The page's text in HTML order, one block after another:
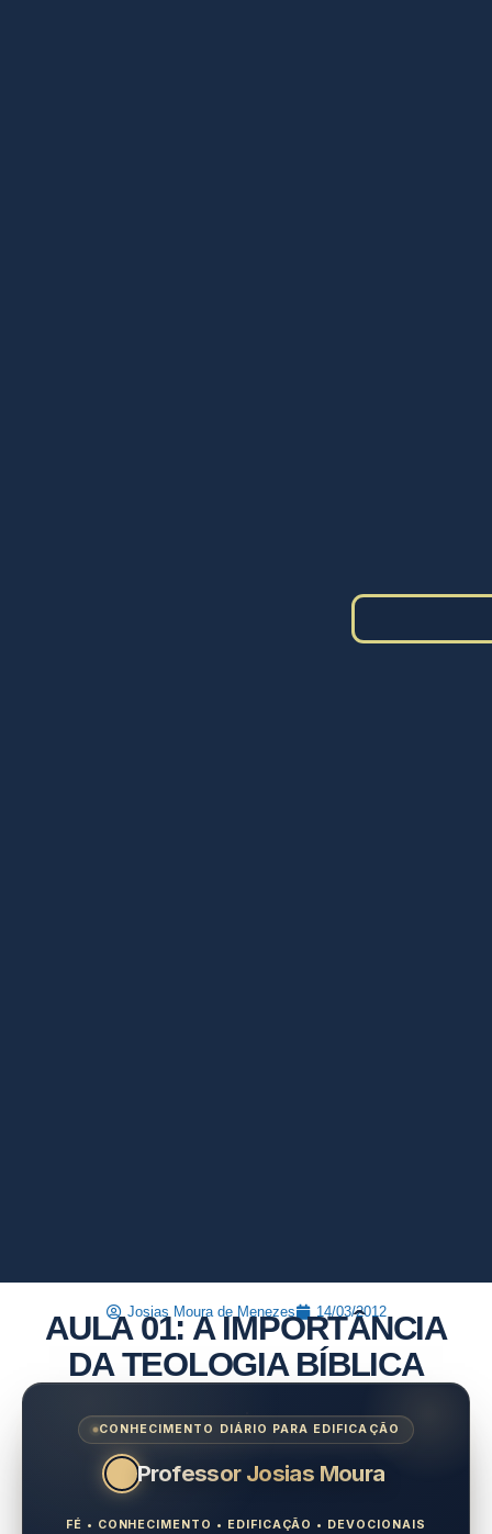
Josias Moura de Menezes 14/03/2012
AULA 01: A IMPORTÂNCIA
DA TEOLOGIA BÍBLICA
CONHECIMENTO DIÁRIO PARA EDIFICAÇÃO
Professor Josias Moura
FÉ • CONHECIMENTO • EDIFICAÇÃO • DEVOCIONAIS